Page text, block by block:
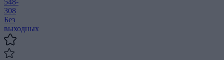
548-
308
Без
выходных